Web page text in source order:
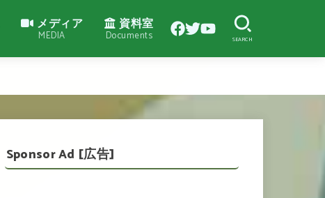
メディア
MEDIA
資料室
Documents SEARCH
Sponsor Ad [広告]